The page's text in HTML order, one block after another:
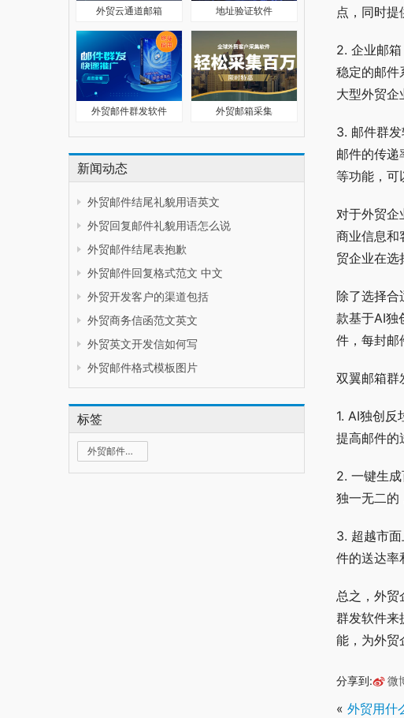
外贸云通道邮箱 地址验证软件
外贸邮件群发软件 外贸邮箱采集
新闻动态
外贸邮件结尾礼貌用语英文
外贸回复邮件礼貌用语怎么说
外贸邮件结尾表抱歉
外贸邮件回复格式范文 中文
外贸开发客户的渠道包括
外贸商务信函范文英文
外贸英文开发信如何写
外贸邮件格式模板图片
标签
外贸邮件群发
点，同时提
2. 企业邮
稳定的邮件
大型外贸企
3. 邮件群
邮件的传递
等功能，可
对于外贸企
商业信息和
贸企业在选
除了选择合
款基于AI独
件，每封邮
双翼邮箱群
1. AI独创
提高邮件的
2. 一键生
独一无二的
3. 超越市
件的送达率
总之，外贸
群发软件来
能，为外贸
分享到: 微
« 外贸用什